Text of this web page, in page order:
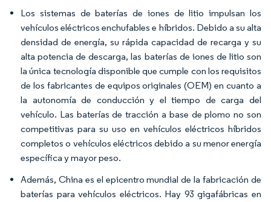
Los sistemas de baterías de iones de litio impulsan los
vehículos eléctricos enchufables e híbridos. Debido a su alta
densidad de energía, su rápida capacidad de recarga y su
alta potencia de descarga, las baterías de iones de litio son
la única tecnología disponible que cumple con los requisitos
de los fabricantes de equipos originales (OEM) en cuanto a
la autonomía de conducción y el tiempo de carga del
vehículo. Las baterías de tracción a base de plomo no son
competitivas para su uso en vehículos eléctricos híbridos
completos o vehículos eléctricos debido a su menor energía
específica y mayor peso.
Además, China es el epicentro mundial de la fabricación de
baterías para vehículos eléctricos. Hay 93 gigafábricas en